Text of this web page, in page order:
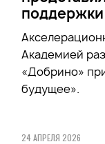
Академией
«Добрино»
будущее».
24 АПРЕЛЯ 2026